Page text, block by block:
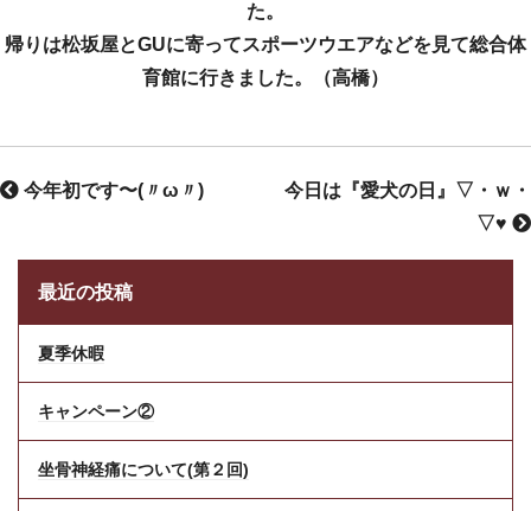
た。
帰りは松坂屋とGUに寄ってスポーツウエアなどを見て総合体
育館に行きました。（高橋）
今日は『愛犬の日』▽・ｗ・
▽♥
今年初です〜(〃ω〃)
最近の投稿
夏季休暇
キャンペーン②
坐骨神経痛について(第２回)